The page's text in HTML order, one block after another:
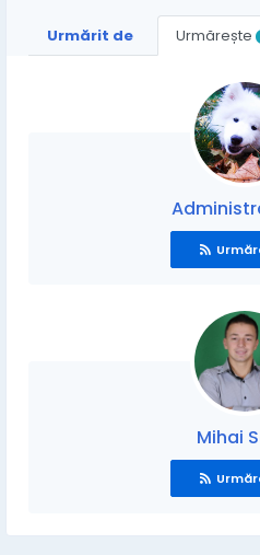
Urmărit de Urmărește
Mihai